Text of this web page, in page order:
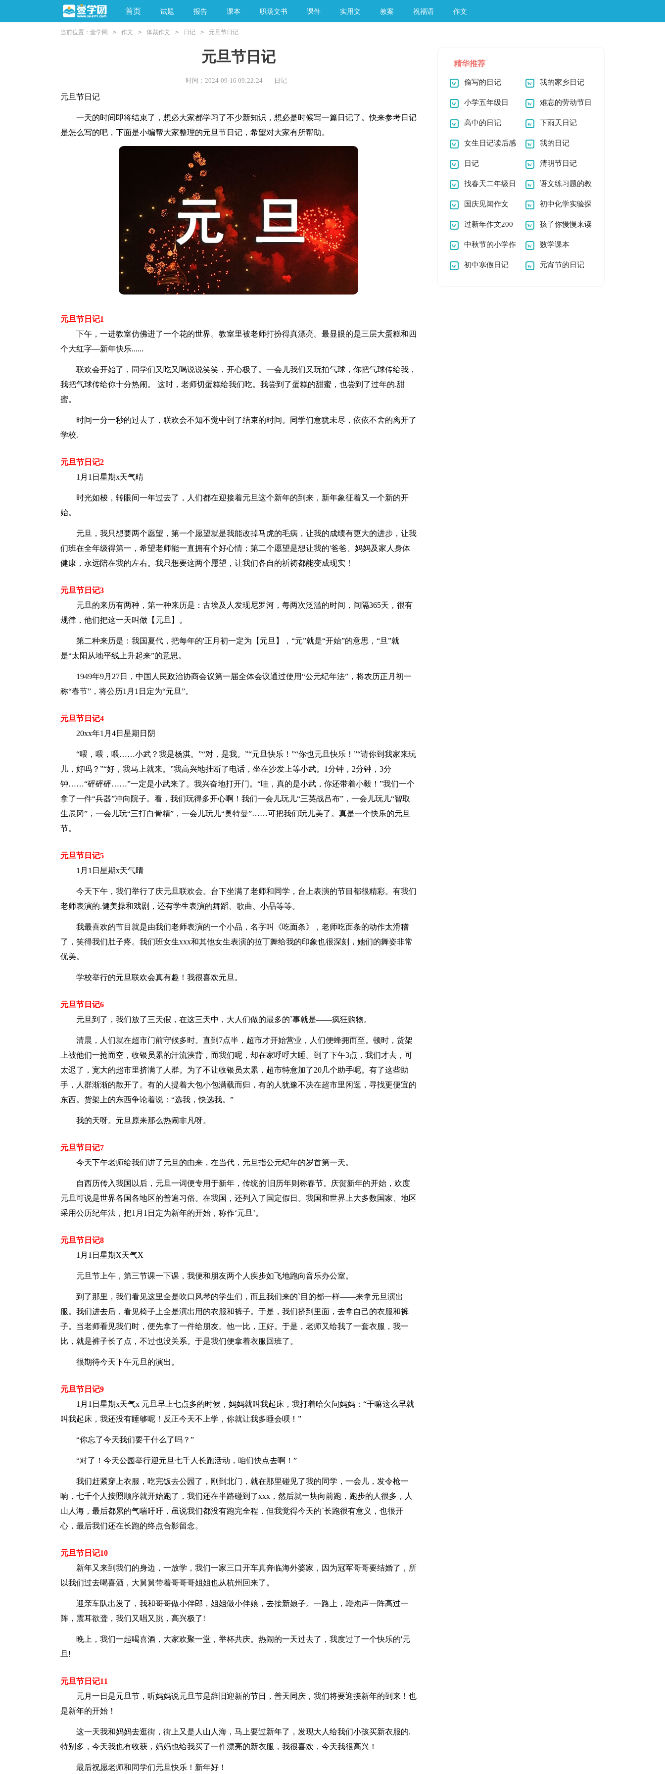
首页 试题 报告 课本 职场文书 课件 实用文 教案 祝福语 作文
阅读理解 亲子教育
当前位置： 壹学网 > 作文 > 体裁作文 > 日记 > 元旦节日记
元旦节日记
时间：2024-09-16 09:22:24 日记
元旦节日记
一天的时间即将结束了，想必大家都学习了不少新知识，想必是时候写一篇日记了。快来参考日记
是怎么写的吧，下面是小编帮大家整理的元旦节日记，希望对大家有所帮助。
元旦节日记1
下午，一进教室仿佛进了一个花的世界。教室里被老师打扮得真漂亮。最显眼的是三层大蛋糕和四
个大红字—新年快乐......
联欢会开始了，同学们又吃又喝说说笑笑，开心极了。一会儿我们又玩拍气球，你把气球传给我，
我把气球传给你十分热闹。 这时，老师切蛋糕给我们吃。我尝到了蛋糕的甜蜜，也尝到了过年的.甜
蜜。
时间一分一秒的过去了，联欢会不知不觉中到了结束的时间。同学们意犹未尽，依依不舍的离开了
学校.
元旦节日记2
1月1日星期x天气晴
时光如梭，转眼间一年过去了，人们都在迎接着元旦这个新年的到来，新年象征着又一个新的开
始。
元旦，我只想要两个愿望，第一个愿望就是我能改掉马虎的毛病，让我的成绩有更大的进步，让我
们班在全年级得第一，希望老师能一直拥有个好心情；第二个愿望是想让我的'爸爸、妈妈及家人身体
健康，永远陪在我的左右。我只想要这两个愿望，让我们各自的祈祷都能变成现实！
元旦节日记3
元旦的来历有两种，第一种来历是：古埃及人发现尼罗河，每两次泛滥的时间，间隔365天，很有
规律，他们把这一天叫做【元旦】。
第二种来历是：我国夏代，把每年的'正月初一定为【元旦】，“元”就是“开始”的意思，“旦”就
是“太阳从地平线上升起来”的意思。
1949年9月27日，中国人民政治协商会议第一届全体会议通过使用“公元纪年法”，将农历正月初一
称“春节”，将公历1月1日定为“元旦”。
元旦节日记4
20xx年1月4日星期日阴
“喂，喂，喂……小武？我是杨淇。”“对，是我。”“元旦快乐！”“你也元旦快乐！”“请你到我家来玩
儿，好吗？”“好，我马上就来。”我高兴地挂断了电话，坐在沙发上等小武。1分钟，2分钟，3分
钟……“砰砰砰……”一定是小武来了。我兴奋地打开门。“哇，真的是小武，你还带着小毅！”我们一个
拿了一件“兵器”冲向院子。看，我们玩得多开心啊！我们一会儿玩儿“三英战吕布”，一会儿玩儿“智取
生辰冈”，一会儿玩“三打白骨精”，一会儿玩儿“奥特曼”……可把我们玩儿美了。真是一个快乐的元旦
节。
元旦节日记5
1月1日星期x天气晴
今天下午，我们举行了庆元旦联欢会。台下坐满了老师和同学，台上表演的节目都很精彩。有我们
老师表演的.健美操和戏剧，还有学生表演的舞蹈、歌曲、小品等等。
我最喜欢的节目就是由我们老师表演的一个小品，名字叫《吃面条》，老师吃面条的动作太滑稽
了，笑得我们肚子疼。我们班女生xxx和其他女生表演的拉丁舞给我的印象也很深刻，她们的舞姿非常
优美。
学校举行的元旦联欢会真有趣！我很喜欢元旦。
元旦节日记6
元旦到了，我们放了三天假，在这三天中，大人们做的最多的`事就是——疯狂购物。
清晨，人们就在超市门前守候多时。直到7点半，超市才开始营业，人们便蜂拥而至。顿时，货架
上被他们一抢而空，收银员累的汗流浃背，而我们呢，却在家呼呼大睡。到了下午3点，我们才去，可
太迟了，宽大的超市里挤满了人群。为了不让收银员太累，超市特意加了20几个助手呢。有了这些助
手，人群渐渐的散开了。有的人提着大包小包满载而归，有的人犹豫不决在超市里闲逛，寻找更便宜的
东西。货架上的东西争论着说：“选我，快选我。”
我的天呀。元旦原来那么热闹非凡呀。
元旦节日记7
今天下午老师给我们讲了元旦的由来，在当代，元旦指公元纪年的岁首第一天。
自西历传入我国以后，元旦一词便专用于新年，传统的'旧历年则称春节。庆贺新年的开始，欢度
元旦可说是世界各国各地区的普遍习俗。在我国，还列入了国定假日。我国和世界上大多数国家、地区
采用公历纪年法，把1月1日定为新年的开始，称作‘元旦’。
元旦节日记8
1月1日星期X天气X
元旦节上午，第三节课一下课，我便和朋友两个人疾步如飞地跑向音乐办公室。
到了那里，我们看见这里全是吹口风琴的学生们，而且我们来的`目的都一样——来拿元旦演出
服。我们进去后，看见椅子上全是演出用的衣服和裤子。于是，我们挤到里面，去拿自己的衣服和裤
子。当老师看见我们时，便先拿了一件给朋友。他一比，正好。于是，老师又给我了一套衣服，我一
比，就是裤子长了点，不过也没关系。于是我们便拿着衣服回班了。
很期待今天下午元旦的演出。
元旦节日记9
1月1日星期x天气x 元旦早上七点多的时候，妈妈就叫我起床，我打着哈欠问妈妈：“干嘛这么早就
叫我起床，我还没有睡够呢！反正今天不上学，你就让我多睡会呗！”
“你忘了今天我们要干什么了吗？”
“对了！今天公园举行迎元旦七千人长跑活动，咱们快点去啊！”
我们赶紧穿上衣服，吃完饭去公园了，刚到北门，就在那里碰见了我的同学，一会儿，发令枪一
响，七千个人按照顺序就开始跑了，我们还在半路碰到了xxx，然后就一块向前跑，跑步的人很多，人
山人海，最后都累的气喘吁吁，虽说我们都没有跑完全程，但我觉得今天的`长跑很有意义，也很开
心，最后我们还在长跑的终点合影留念。
元旦节日记10
新年又来到我们的身边，一放学，我们一家三口开车真奔临海外婆家，因为冠军哥哥要结婚了，所
以我们过去喝喜酒，大舅舅带着哥哥哥姐姐也从杭州回来了。
迎亲车队出发了，我和哥哥做小伴郎，姐姐做小伴娘，去接新娘子。一路上，鞭炮声一阵高过一
阵，震耳欲聋，我们又唱又跳，高兴极了!
晚上，我们一起喝喜酒，大家欢聚一堂，举杯共庆。热闹的一天过去了，我度过了一个快乐的'元
旦!
元旦节日记11
元月一日是元旦节，听妈妈说元旦节是辞旧迎新的节日，普天同庆，我们将要迎接新年的到来！也
是新年的开始！
这一天我和妈妈去逛街，街上又是人山人海，马上要过新年了，发现大人给我们小孩买新衣服的.
特别多，今天我也有收获，妈妈也给我买了一件漂亮的新衣服，我很喜欢，今天我很高兴！
最后祝愿老师和同学们元旦快乐！新年好！
精华推荐
偷写的日记 我的家乡日记
小学五年级日
记：相亲相爱一家人
难忘的劳动节日
记
高中的日记 下雨天日记
女生日记读后感 我的日记
日记 清明节日记
找春天二年级日
记作文
语文练习题的教
学设计范文
国庆见闻作文
100字
初中化学实验探
究题的命制
过新年作文200
字
孩子你慢慢来读
后感作文100字
中秋节的小学作
文300字
数学课本
初中寒假日记 元宵节的日记